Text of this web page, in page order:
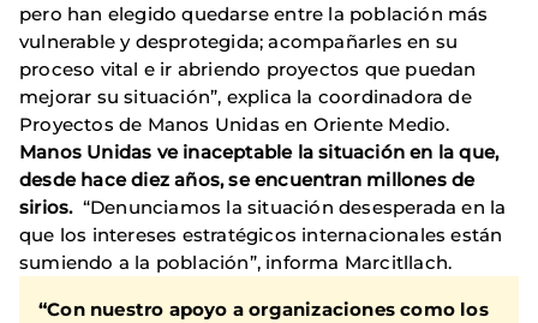
pero han elegido quedarse entre la población más
vulnerable y desprotegida; acompañarles en su
proceso vital e ir abriendo proyectos que puedan
mejorar su situación”, explica la coordinadora de
Proyectos de Manos Unidas en Oriente Medio.
Manos Unidas ve inaceptable la situación en la que,
desde hace diez años, se encuentran millones de
sirios. “Denunciamos la situación desesperada en la
que los intereses estratégicos internacionales están
sumiendo a la población”, informa Marcitllach.
“Con nuestro apoyo a organizaciones como los